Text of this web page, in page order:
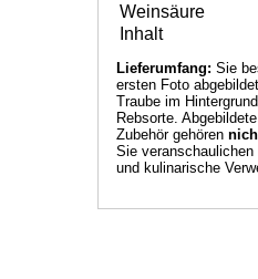
Weinsäure
Inhalt
Lieferumfang: Sie
ersten Foto
Traube im
Rebsorte.
Zubehör gehören
Sie
und kulinarische